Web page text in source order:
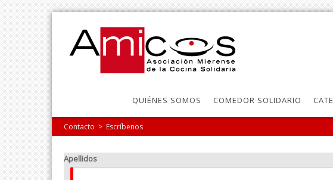
QUIÉNES SOMOS COMEDOR SOLIDARIO
Contacto > Escríbenos
Apellidos